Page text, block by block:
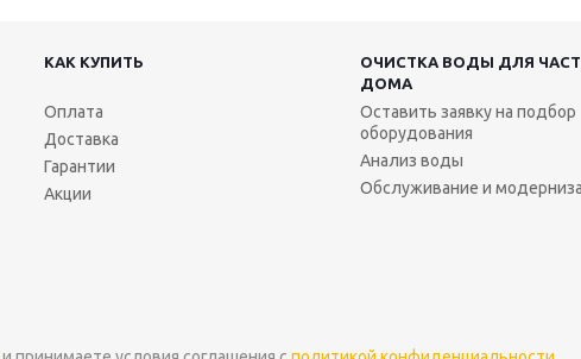
КАК КУПИТЬ
ОЧИСТКА ВОДЫ ДЛЯ
ДОМА
Оплата
Доставка
Гарантии
Акции
Оставить заявку на подбор
оборудования
Анализ воды
Обслуживание и